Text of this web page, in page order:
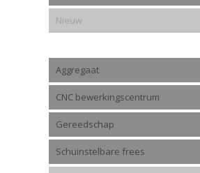
Nieuw
Aggregaat
CNC bewerkingscentrum
Gereedschap
Schuinstelbare frees